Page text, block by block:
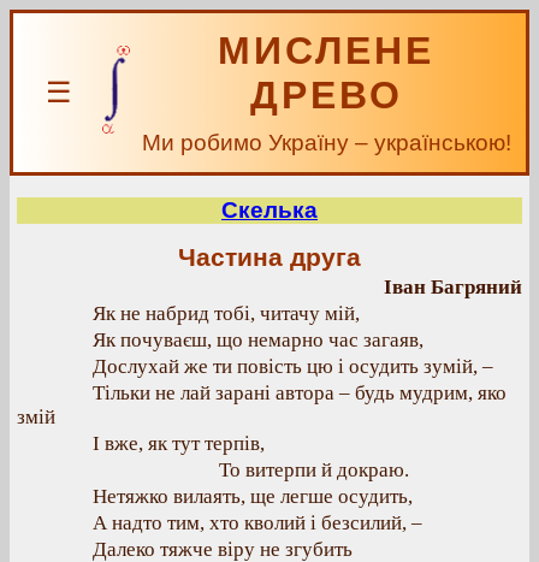
☰
МИСЛЕНЕ
ДРЕВО
Ми робимо Україну – українською!
Скелька
Частина друга
Іван Багряний
Як не набрид тобі, читачу мій,
Як почуваєш, що немарно час загаяв,
Дослухай же ти повість цю і осудить зумій, –
Тільки не лай зарані автора – будь мудрим, яко
змій
І вже, як тут терпів,
То витерпи й докраю.
Нетяжко вилаять, ще легше осудить,
А надто тим, хто кволий і безсилий, –
Далеко тяжче віру не згубить